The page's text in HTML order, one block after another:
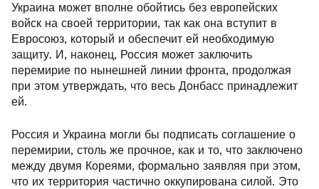
Украина может вполне обойтись без европейских
войск на своей территории, так как она вступит в
Евросоюз, который и обеспечит ей необходимую
защиту. И, наконец, Россия может заключить
перемирие по нынешней линии фронта, продолжая
при этом утверждать, что весь Донбасс принадлежит
ей.
Россия и Украина могли бы подписать соглашение о
перемирии, столь же прочное, как и то, что заключено
между двумя Кореями, формально заявляя при этом,
что их территория частично оккупирована силой. Это